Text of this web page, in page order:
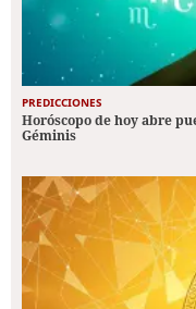
PREDICCIONES
Horóscopo de hoy abre
Géminis